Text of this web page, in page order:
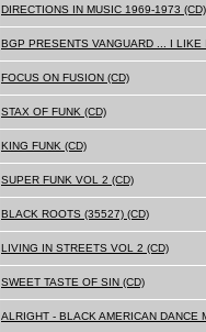
DIRECTIONS IN MUSIC 1969-1973 (CD)
BGP PRESENTS VANGUARD ... I LIKE
FOCUS ON FUSION (CD)
STAX OF FUNK (CD)
KING FUNK (CD)
SUPER FUNK VOL 2 (CD)
BLACK ROOTS (35527) (CD)
LIVING IN STREETS VOL 2 (CD)
SWEET TASTE OF SIN (CD)
ALRIGHT - BLACK AMERICAN DANCE